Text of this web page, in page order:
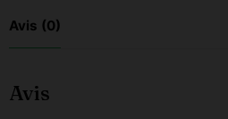
Avis (0)
Avis